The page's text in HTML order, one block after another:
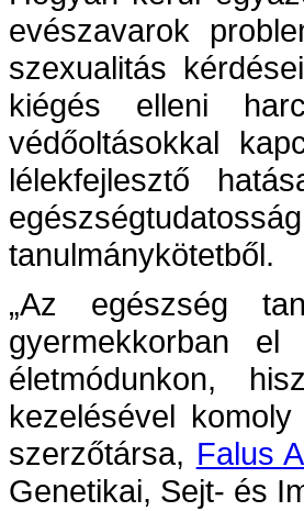
evészavarok
szexualitás
kiégés elleni
védőoltásokkal
lélekfejlesztő
tanulmánykötetből.
„Az egészség
gyermekkorban
életmódunkon,
kezelésével
szerzőtársa, Falus
Genetikai, Sejt- és